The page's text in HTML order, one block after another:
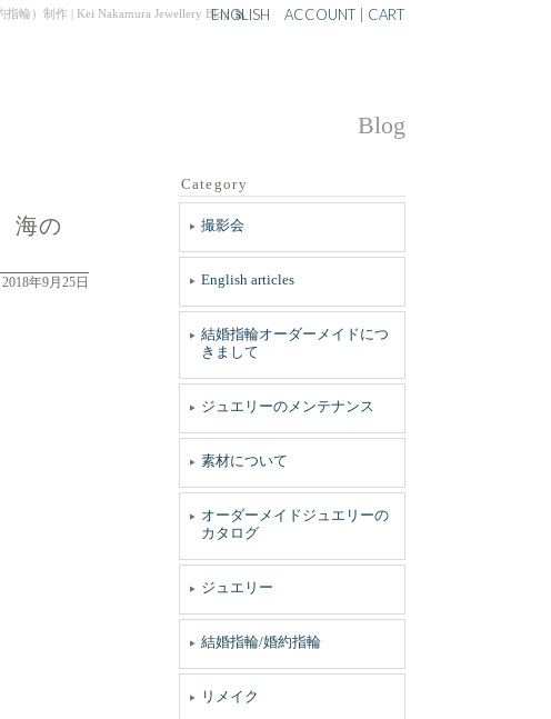
輪）制作 | Kei Nakamura Jewellery BlogENGLISH ACCOUNT CART
Blog
海の
2018年9月25日
Category
撮影会
English articles
結婚指輪オーダーメイドにつ
きまして
ジュエリーのメンテナンス
素材について
オーダーメイドジュエリーの
カタログ
ジュエリー
結婚指輪/婚約指輪
リメイク